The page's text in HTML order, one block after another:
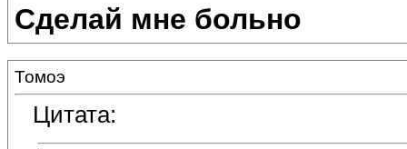
Сделай мне больно
Томоэ
Цитата: